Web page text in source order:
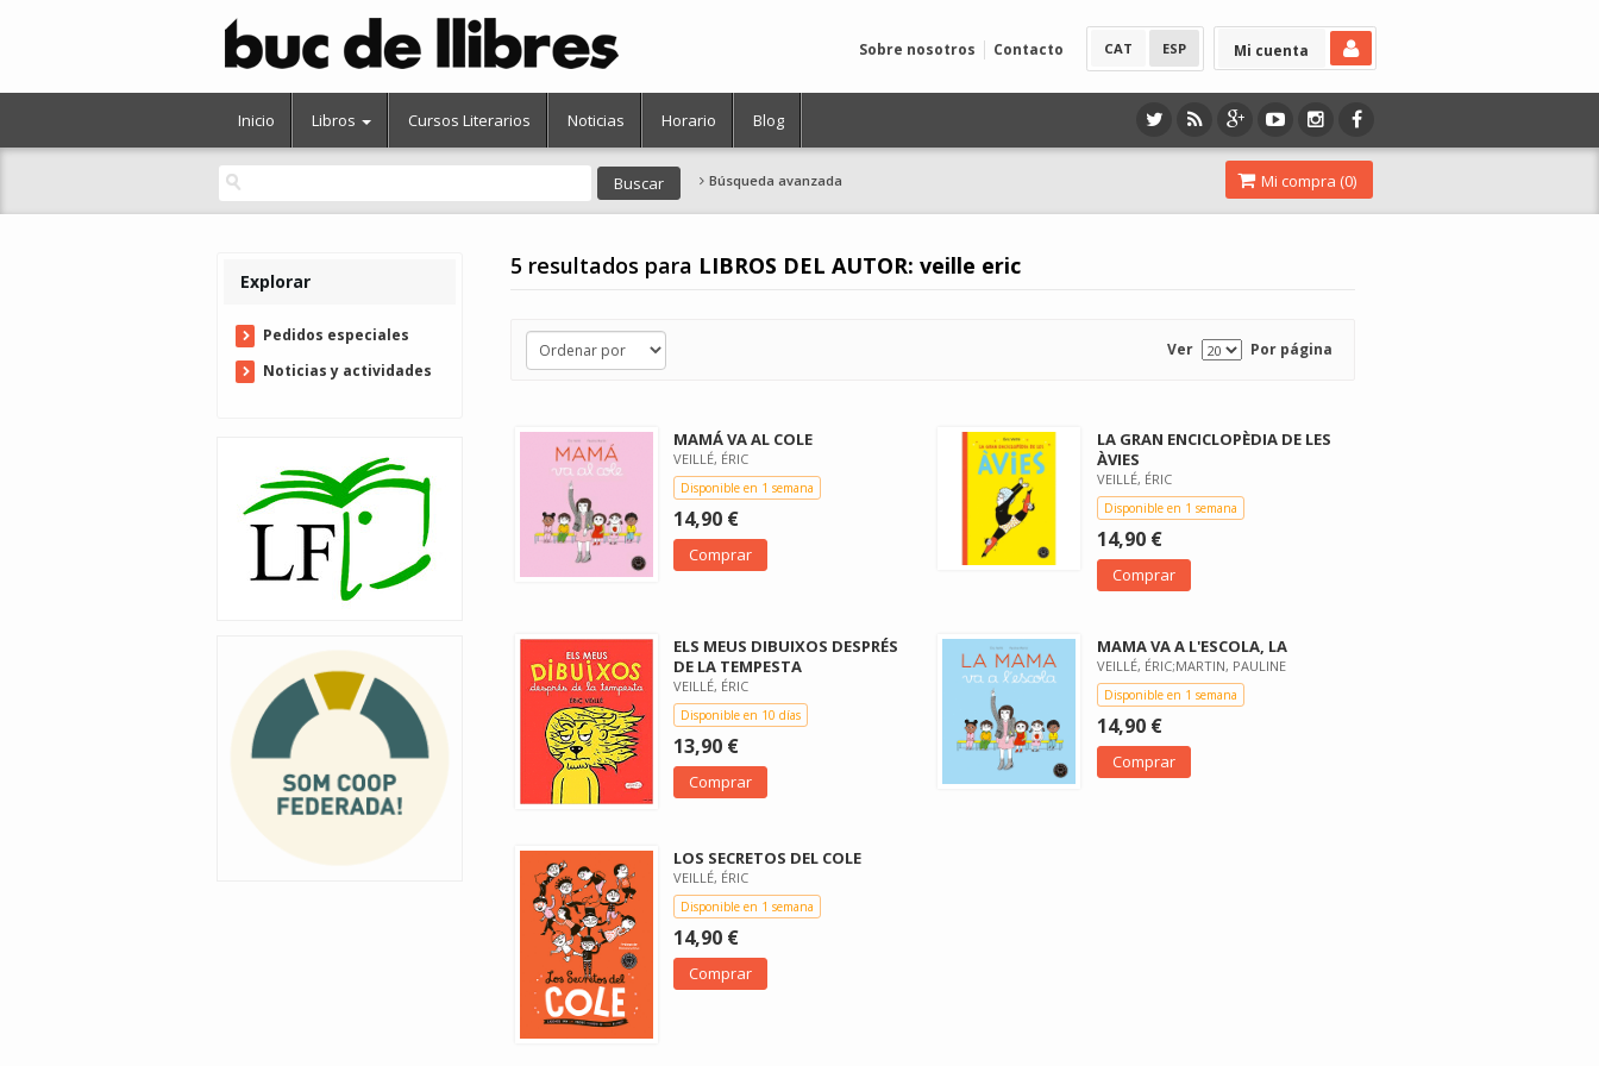
Mi cuenta
CAT ESP
Sobre nosotros Contacto
Inicio Libros Cursos Literarios Noticias Horario Blog
Búsqueda avanzada Mi compra (0)
5 resultados para LIBROS DEL AUTOR: veille eric
Ver Por página
MAMÁ VA AL COLE
VEILLÉ, ÉRIC
Disponible en 1 semana
14,90 €
Comprar
LA GRAN ENCICLOPÈDIA DE LES
ÀVIES
VEILLÉ, ÉRIC
Disponible en 1 semana
14,90 €
Comprar
ELS MEUS DIBUIXOS DESPRÉS
DE LA TEMPESTA
VEILLÉ, ÉRIC
Disponible en 10 días
13,90 €
Comprar
MAMA VA A L'ESCOLA, LA
VEILLÉ, ÉRIC;MARTIN, PAULINE
Disponible en 1 semana
14,90 €
Comprar
LOS SECRETOS DEL COLE
VEILLÉ, ÉRIC
Disponible en 1 semana
14,90 €
Comprar
Explorar
Pedidos especiales
Noticias y actividades